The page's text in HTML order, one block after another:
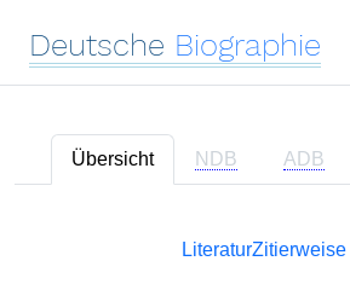
Deutsche Biographie
Übersicht NDB ADB
LiteraturZitierweise